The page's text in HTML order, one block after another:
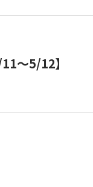
～5/12】